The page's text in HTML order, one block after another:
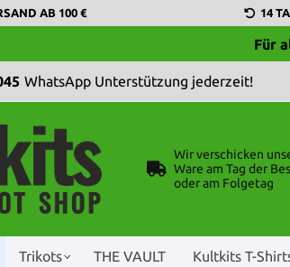
AB 100 € 14
Für
WhatsApp Unterstützung jederzeit!
Wir verschicken
Ware am Tag der
oder am Folgetag
Trikots THE VAULT Kultkits T-